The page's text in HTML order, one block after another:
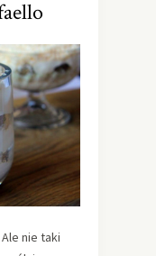
nie taki